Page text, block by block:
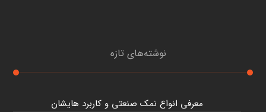
نوشته‌های تازه
معرفی انواع نمک صنعتی و کاربرد هایشان